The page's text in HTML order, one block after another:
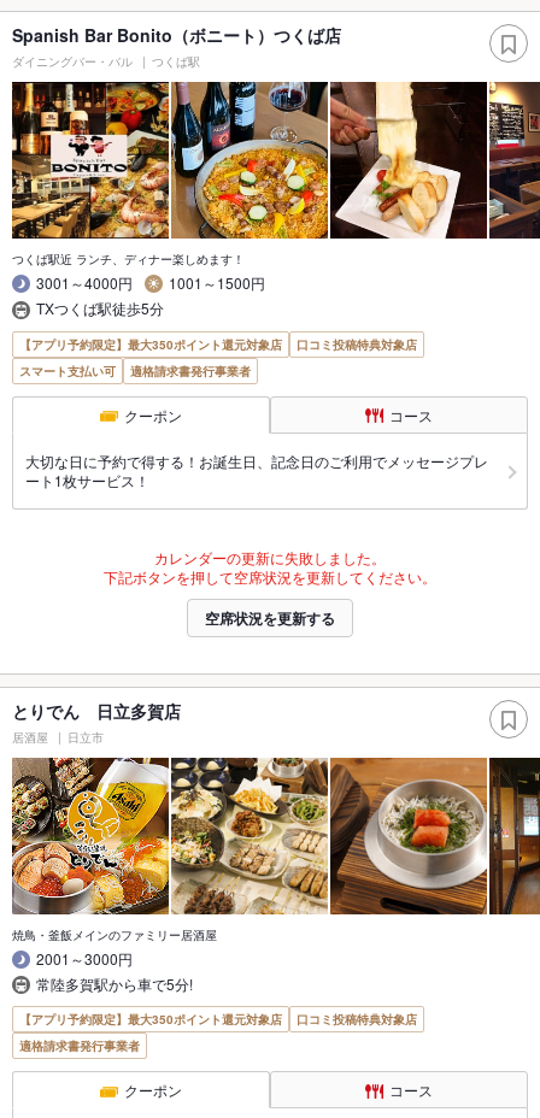
Spanish Bar Bonito（ボニート）つくば店
ダイニングバー・バル つくば駅
つくば駅近 ランチ、ディナー楽しめます！
3001～4000円
1001～1500円
TXつくば駅徒歩5分
【アプリ予約限定】最大350ポイント還元対象店
口コミ投稿特典対象店
スマート支払い可
適格請求書発行事業者
クーポン コース
大切な日に予約で得する！お誕生日、記念日のご利用でメッセージプレ
ート1枚サービス！
カレンダーの更新に失敗しました。
下記ボタンを押して空席状況を更新してください。
空席状況を更新する
とりでん 日立多賀店
居酒屋 日立市
焼鳥・釜飯メインのファミリー居酒屋
2001～3000円
常陸多賀駅から車で5分!
【アプリ予約限定】最大350ポイント還元対象店
口コミ投稿特典対象店
適格請求書発行事業者
クーポン コース